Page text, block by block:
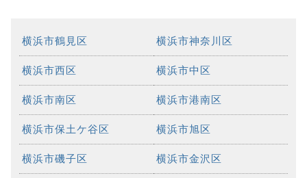
横浜市鶴見区 横浜市神奈川区
横浜市西区 横浜市中区
横浜市南区 横浜市港南区
横浜市保土ケ谷区 横浜市旭区
横浜市磯子区 横浜市金沢区